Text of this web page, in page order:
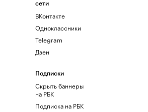
сети
ВКонтакте
Одноклассники
Telegram
Дзен
Подписки
Скрыть баннеры
на РБК
Подписка на РБК